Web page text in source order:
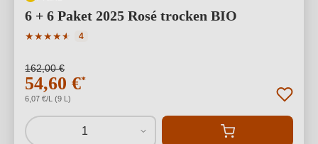
6 + 6 Paket 2025 Rosé trocken BIO
★★★★★
★
Durchschnittliche Bewertung von 4.75 von 5 Sternen
4
162,00 €
54,60 €*
6,07 €/L (9 L)
1